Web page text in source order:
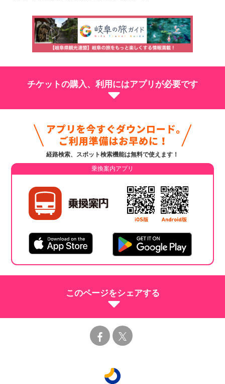
チケットの購入、利用にはアプリが必要です
経路検索、スポット検索機能は無料で使えます！
乗換案内アプリ
このページをシェアする